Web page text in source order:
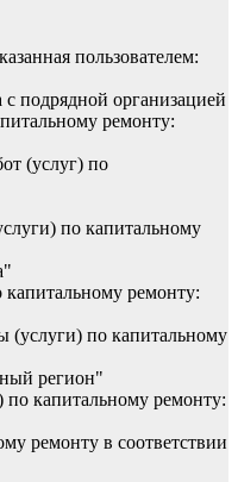
пользователем:
с подрядной организацией
ремонту:
(услуг) по
по капитальному
ремонту:
(услуги) по капитальному
регион"
капитальному ремонту:
ремонту в соответствии